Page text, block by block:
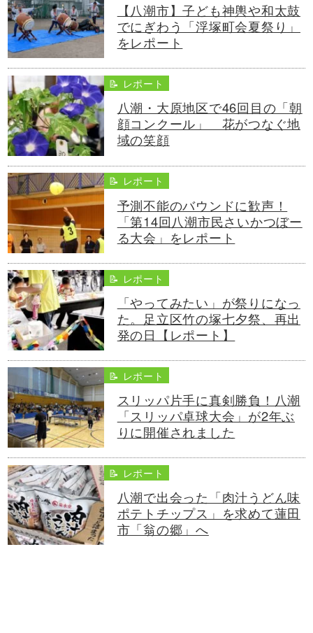
【八潮市】子ども神輿や和太鼓
でにぎわう「浮塚町会夏祭り」
をレポート
📝 レポート
八潮・大原地区で46回目の「朝
顔コンクール」 花がつなぐ地
域の笑顔
📝 レポート
予測不能のバウンドに歓声！
「第14回八潮市民さいかつぼー
る大会」をレポート
📝 レポート
「やってみたい」が祭りになっ
た。足立区竹の塚七夕祭、再出
発の日【レポート】
📝 レポート
スリッパ片手に真剣勝負！八潮
「スリッパ卓球大会」が2年ぶ
りに開催されました
📝 レポート
八潮で出会った「肉汁うどん味
ポテトチップス」を求めて蓮田
市「翁の郷」へ